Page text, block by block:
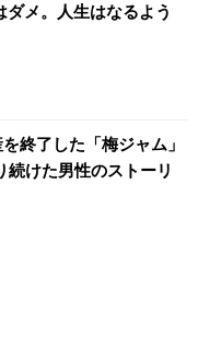
メ。人生はなるよう
終了した「梅ジャム」
続けた男性のストーリ